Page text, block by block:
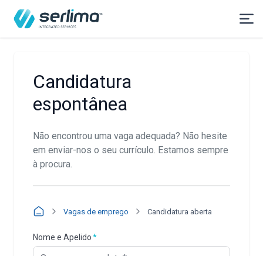
Candidatura
espontânea
Não encontrou uma vaga adequada? Não hesite
em enviar-nos o seu currículo. Estamos sempre
à procura.
Vagas de emprego Candidatura aberta